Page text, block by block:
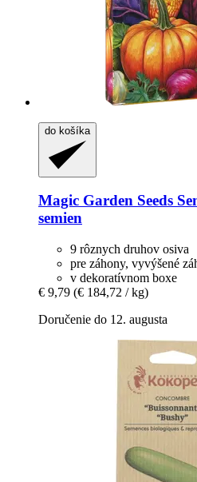
do košíka
Magic Garden Seeds
semien
9 rôznych druhov osiva
pre záhony, vyvýšené
v dekoratívnom boxe
€ 9,79 (€ 184,72 / kg)
Doručenie do 12. augusta